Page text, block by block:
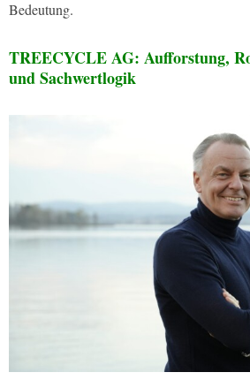
Bedeutung.
TREECYCLE AG: Aufforstung,
und Sachwertlogik